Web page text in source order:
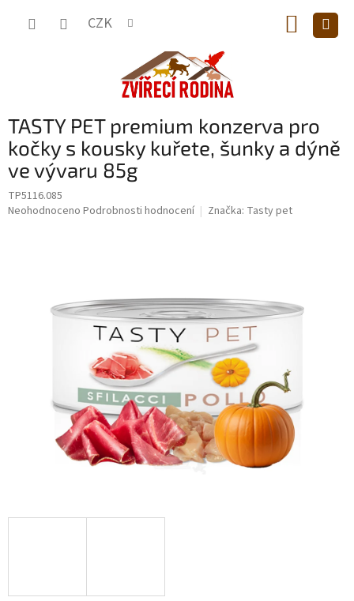
CZK
KOŠÍK
TASTY PET premium konzerva pro
kočky s kousky kuřete, šunky a dýně
ve vývaru 85g
TP5116.085
Průměrné
hvězdiček.
Neohodnoceno Podrobnosti hodnocení Značka: Tasty pet